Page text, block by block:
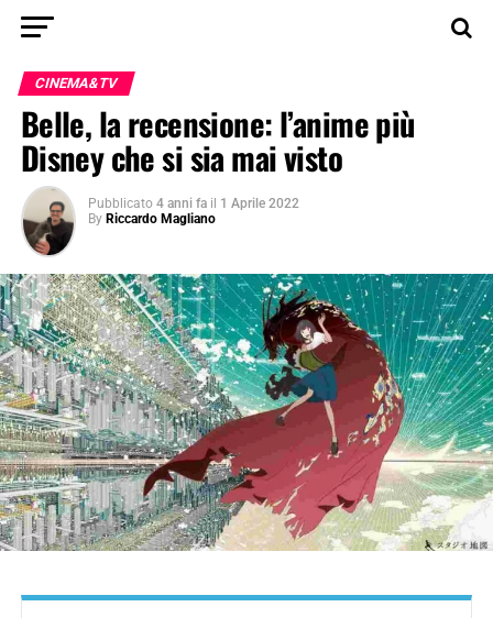
CINEMA&TV
Belle, la recensione: l’anime più
Disney che si sia mai visto
Pubblicato 4 anni fa il 1 Aprile 2022
By Riccardo Magliano